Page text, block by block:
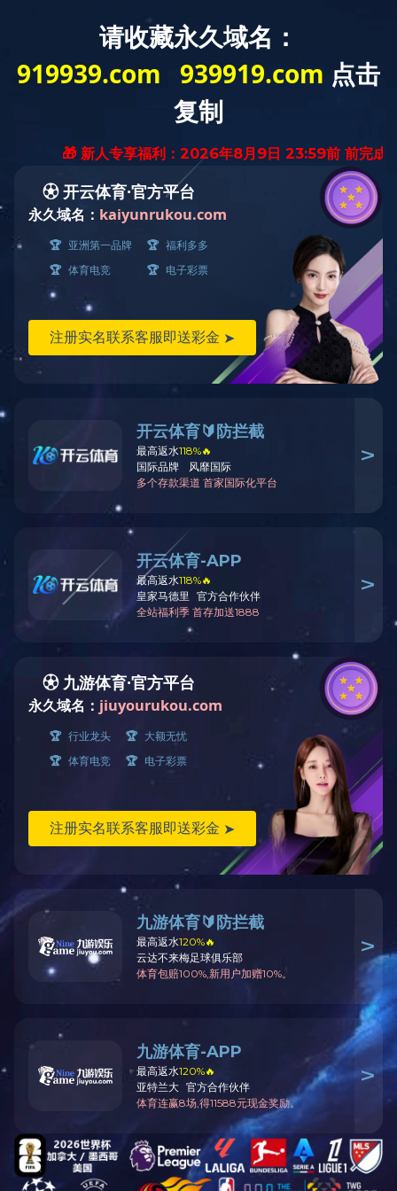
站体类设备案例
沈阳综合净化处理站
上一篇：沈阳粉尘收集中转站
下一篇：沈阳综合净化处理站
咨询电话：024-88200678